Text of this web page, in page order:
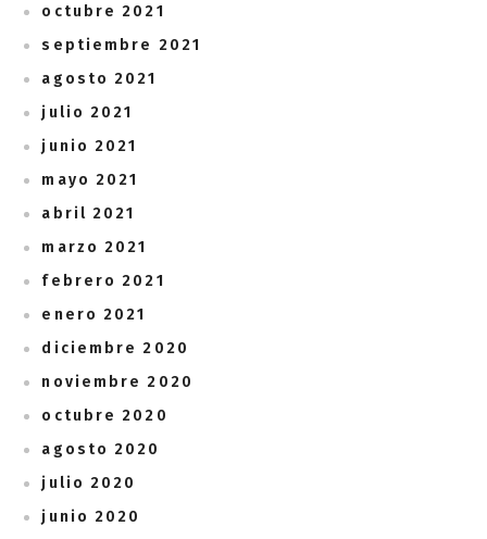
octubre 2021
septiembre 2021
agosto 2021
julio 2021
junio 2021
mayo 2021
abril 2021
marzo 2021
febrero 2021
enero 2021
diciembre 2020
noviembre 2020
octubre 2020
agosto 2020
julio 2020
junio 2020